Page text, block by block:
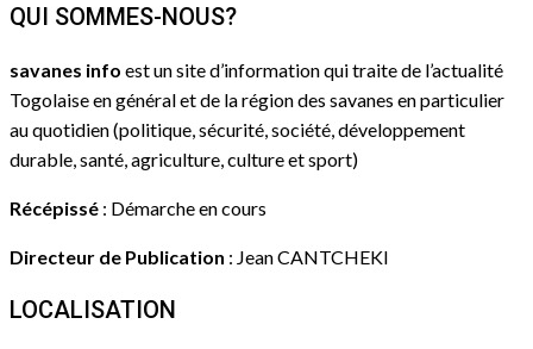
QUI SOMMES-NOUS?
savanes info est un site d’information qui traite de l’actualité
Togolaise en général et de la région des savanes en particulier
au quotidien (politique, sécurité, société, développement
durable, santé, agriculture, culture et sport)
Récépissé : Démarche en cours
Directeur de Publication : Jean CANTCHEKI
LOCALISATION